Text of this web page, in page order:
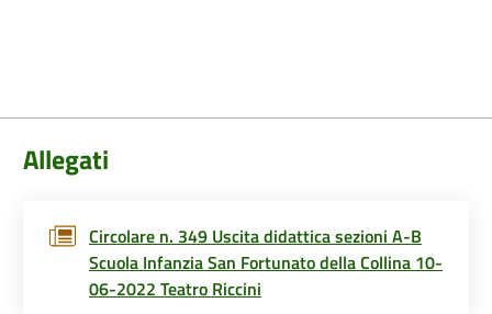
Allegati
Circolare n. 349 Uscita didattica sezioni A-B
Scuola Infanzia San Fortunato della Collina 10-
06-2022 Teatro Riccini